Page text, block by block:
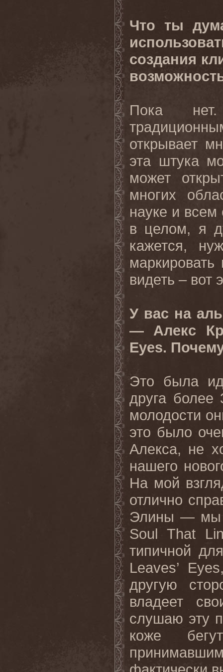
Что ты
создания
Пока
открывает
эта штука
может
многих
науке и всем
в целом, я
кажется,
видеть – вот
У вас на
— Алекс
Eyes.
Это была
друга
молодости
это было
Алекса, не
нашего
На мой
отлично
Элины — мы
Soul That
типичной
Leaves’
другую
владеет
слушаю эту
коже